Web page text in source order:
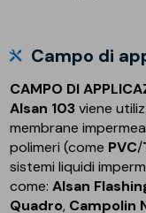
Campo di
CAMPO DI
Alsan 103viene
membrane
polimeri (come PVC/
sistemi liquidi
come:Alsan
Quadro, Campolin